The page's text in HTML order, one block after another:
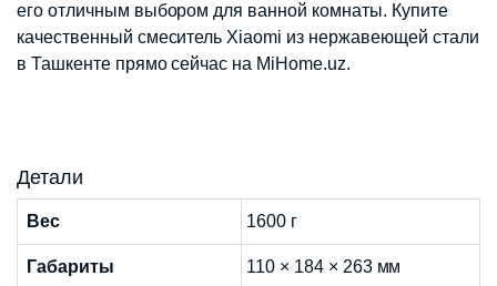
его отличным выбором для ванной комнаты. Купите
качественный смеситель Xiaomi из нержавеющей стали
в Ташкенте прямо сейчас на MiHome.uz.
Детали
Вес 1600 г
Габариты 110 × 184 × 263 мм